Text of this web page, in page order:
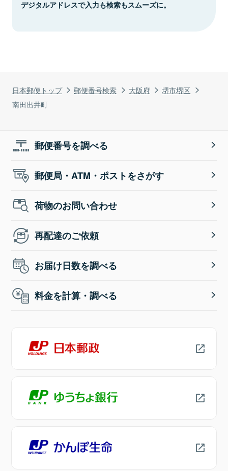
日本郵便トップ 郵便番号検索 大阪府
堺市堺区
南田出井町
デジタルアドレスで入力も検索もスムーズに。
郵便番号を調べる
郵便局・ATM・ポストをさがす
荷物のお問い合わせ
再配達のご依頼
お届け日数を調べる
料金を計算・調べる